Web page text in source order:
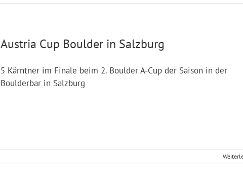
Austria Cup Boulder in Salzburg
5 Kärntner im Finale beim 2. Boulder A-Cup der Saison in der
Boulderbar in Salzburg